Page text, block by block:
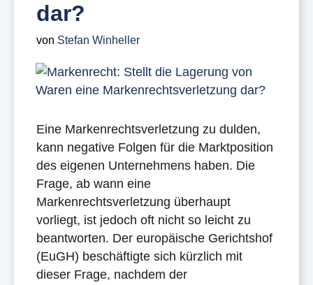
dar?
von Stefan Winheller
Eine Markenrechtsverletzung zu dulden,
kann negative Folgen für die Marktposition
des eigenen Unternehmens haben. Die
Frage, ab wann eine
Markenrechtsverletzung überhaupt
vorliegt, ist jedoch oft nicht so leicht zu
beantworten. Der europäische Gerichtshof
(EuGH) beschäftigte sich kürzlich mit
dieser Frage, nachdem der